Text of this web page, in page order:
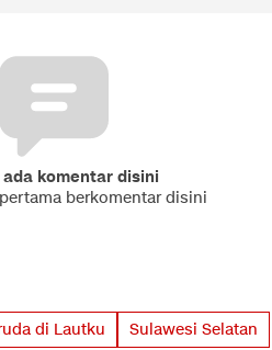
ada komentar disini
berkomentar disini
di Lautku Sulawesi Selatan